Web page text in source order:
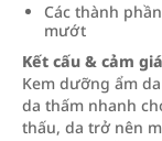
Các thành
mướt
Kết cấu & cảm
Kem dưỡng ẩm
da thấm nhanh
thấu, da trở nên